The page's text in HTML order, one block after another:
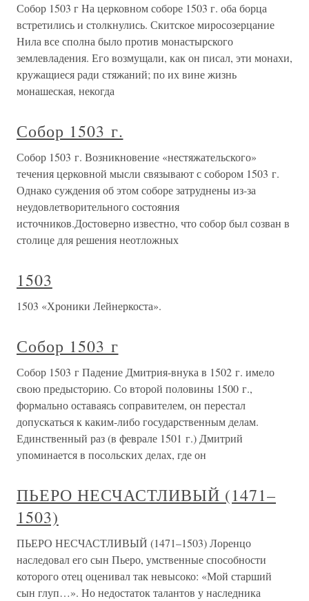
Собор 1503 г На церковном соборе 1503 г. оба борца
встретились и столкнулись. Скитское миросозерцание
Нила все сполна было против монастырского
землевладения. Его возмущали, как он писал, эти монахи,
кружащиеся ради стяжаний; по их вине жизнь
монашеская, некогда
Собор 1503 г.
Собор 1503 г. Возникновение «нестяжательского»
течения церковной мысли связывают с собором 1503 г.
Однако суждения об этом соборе затруднены из-за
неудовлетворительного состояния
источников.Достоверно известно, что собор был созван в
столице для решения неотложных
1503
1503 «Хроники Лейнеркоста».
Собор 1503 г
Собор 1503 г Падение Дмитрия-внука в 1502 г. имело
свою предысторию. Со второй половины 1500 г.,
формально оставаясь соправителем, он перестал
допускаться к каким-либо государственным делам.
Единственный раз (в феврале 1501 г.) Дмитрий
упоминается в посольских делах, где он
ПЬЕРО НЕСЧАСТЛИВЫЙ (1471–
1503)
ПЬЕРО НЕСЧАСТЛИВЫЙ (1471–1503) Лоренцо
наследовал его сын Пьеро, умственные способности
которого отец оценивал так невысоко: «Мой старший
сын глуп…». Но недостаток талантов у наследника